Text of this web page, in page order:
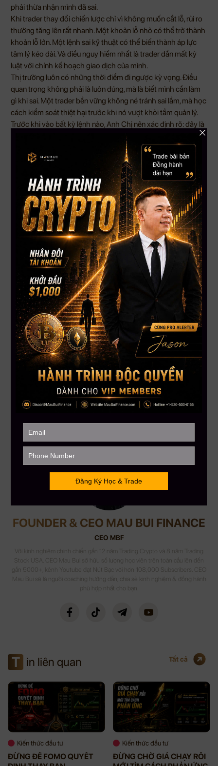
phải thừa nhận mình đã sai.
Khi trader thay đổi chiến lược chỉ vì không muốn cắt lỗ, rủi ro
thường tăng lên rất nhanh. Một khoản lỗ nhỏ có thể trở thành
khoản lỗ lớn. Một lệnh sai kỹ thuật có thể biến thành áp lực
tâm lý kéo dài. Và điều nguy hiểm nhất là trader dần mất kỷ
luật với chính kế hoạch giao dịch của mình.
Thị trường luôn có những thời điểm đi ngược kỳ vọng. Điều
quan trọng không phải là luôn đúng, mà là biết mình cần làm
gì khi sai. Một trader bền vững không né tránh sai lầm, mà học
cách kiểm soát thiệt hại trước khi nó vượt khỏi tầm quản lý.
Trước khi vào bất kỳ lệnh nào, Anh Chị nên xác định rõ: đây là
lệnh ngắn hạn, trung hạn hay khoản đầu tư dài hạn? Nếu là
trading, đâu là điểm thoát lệnh? Nếu là đầu tư, luận điểm nắm
giữ là gì? Khi thị trường thay đổi, kế hoạch nào sẽ được ưu
Sự rõ ràng trong chiến lược giúp trader tránh bị cảm xúc dẫn
dắt. Bởi một quyết định thiếu kỷ luật hôm nay có thể trở thành
gánh nặng tài khoản trong nhiều tuần, nhiều tháng, thậm chí
lâu hơn.
VIP GOLD được xây dựng để giúp Anh Chị tiếp cận thị trường
với định hướng rõ ràng hơn thông qua tín hiệu ngắn hạn, tín
hiệu dài hạn, Live Trading và Market News được cập nhật mỗi
ngày. Khi có hệ thống theo dõi và phân tích cụ thể, trader sẽ
dễ phân biệt đâu là cơ hội giao dịch, đâu là vị thế đầu tư và
đâu là rủi ro cần tránh.
Đừng để một lệnh trading sai trở thành khoản đầu tư dài hạn
bất đắc dĩ. Trong thị trường tài chính, giữ kỷ luật đôi khi quan
trọng hơn việc cố gắng đúng bằng mọi giá.
Liên hệ ngay: +1-530-500-6166(USA – Canada only) để
giữ chỗ
——————–
MAU BUI FINANCE – Với sứ mệnh giúp hàng triệu người Việt
toàn cầu hiểu biết hơn về đầu tư tài chánh
Hotline: +1-530-500-6166 (USA – Canada only)
MauBuiFinance.com
https://go.maubuifinance.com/vip2
FOUNDER & CEO MAU BUI FINANCE
CEO MBF
Với kinh nghiệm chinh chiến gần 12 năm Trading Crypto và 8 năm Trading
Stock USA. CEO Mau Bui sở hữu số lượng học viên trên toàn cầu lên đến
gần 5000+, kênh Youtube đạt Nút Bạc với hơn 108,000 Subscribers. CEO
Mau Bui sẽ là người coaching hướng dẫn, chia sẻ kinh nghiệm & đồng hành
phù hợp nhất cho bạn.
T in liên quan Tất cả
Kiến thức đầu tư
ĐỪNG ĐỂ FOMO QUYẾT
Kiến thức đầu tư
ĐỪNG CHỜ GIÁ CHẠY RỒI